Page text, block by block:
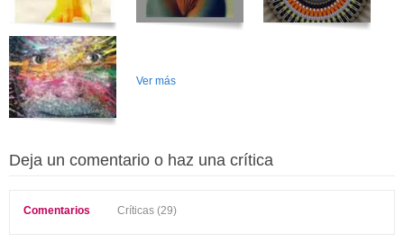
Ver más
Deja un comentario o haz una crítica
Comentarios Críticas (29)